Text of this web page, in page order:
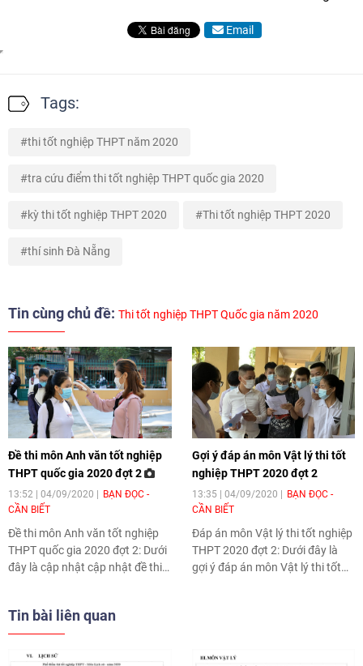
Email
Tags:
thi tốt nghiệp THPT năm 2020
tra cứu điểm thi tốt nghiệp THPT quốc gia 2020
kỳ thi tốt nghiệp THPT 2020 Thi tốt nghiệp THPT 2020
thí sinh Đà Nẵng
Tin cùng chủ đề: Thi tốt nghiệp THPT Quốc gia năm 2020
Đề thi môn Anh văn tốt nghiệp
THPT quốc gia 2020 đợt 2
13:52 | 04/09/2020
BẠN ĐỌC -
CẦN BIẾT
Đề thi môn Anh văn tốt nghiệp
THPT quốc gia 2020 đợt 2: Dưới
đây là cập nhật cập nhật đề thi
trên Thời Đại.
Gợi ý đáp án môn Vật lý thi tốt
nghiệp THPT 2020 đợt 2
13:35 | 04/09/2020
BẠN ĐỌC -
CẦN BIẾT
Đáp án môn Vật lý thi tốt nghiệp
THPT 2020 đợt 2: Dưới đây là
gợi ý đáp án môn Vật lý thi tốt
Tin bài liên quan